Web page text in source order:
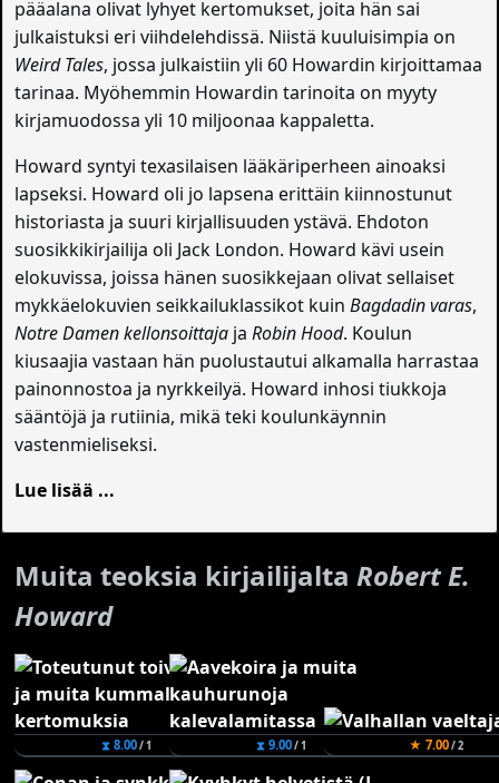
pääalana olivat lyhyet kertomukset, joita hän sai
julkaistuksi eri viihdelehdissä. Niistä kuuluisimpia on
Weird Tales, jossa julkaistiin yli 60 Howardin kirjoittamaa
tarinaa. Myöhemmin Howardin tarinoita on myyty
kirjamuodossa yli 10 miljoonaa kappaletta.
Howard syntyi texasilaisen lääkäriperheen ainoaksi
lapseksi. Howard oli jo lapsena erittäin kiinnostunut
historiasta ja suuri kirjallisuuden ystävä. Ehdoton
suosikkikirjailija oli Jack London. Howard kävi usein
elokuvissa, joissa hänen suosikkejaan olivat sellaiset
mykkäelokuvien seikkailuklassikot kuinBagdadin varas,
Notre Damen kellonsoittaja jaRobin Hood. Koulun
kiusaajia vastaan hän puolustautui alkamalla harrastaa
painonnostoa ja nyrkkeilyä. Howard inhosi tiukkoja
sääntöjä ja rutiinia, mikä teki koulunkäynnin
vastenmieliseksi.
Lue lisää ...
Muita teoksia kirjailijaltaRobert E.
Howard
⧗ 8.00/ 1 ⧗ 9.00/ 1 ★ 7.00/ 2